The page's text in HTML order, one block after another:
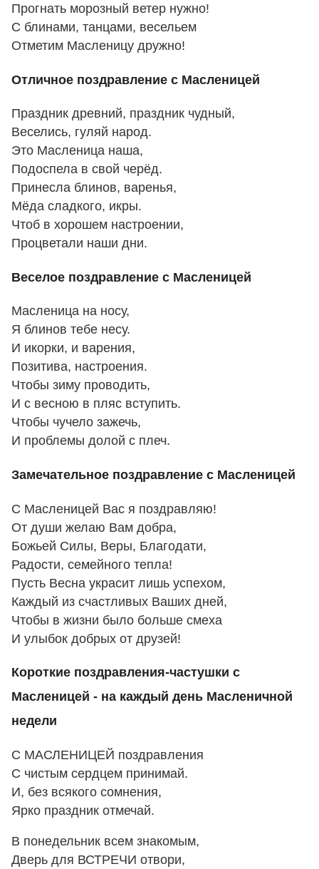
Прогнать морозный ветер нужно!
С блинами, танцами, весельем
Отметим Масленицу дружно!
Отличное поздравление с Масленицей
Праздник древний, праздник чудный,
Веселись, гуляй народ.
Это Масленица наша,
Подоспела в свой черёд.
Принесла блинов, варенья,
Мёда сладкого, икры.
Чтоб в хорошем настроении,
Процветали наши дни.
Веселое поздравление с Масленицей
Масленица на носу,
Я блинов тебе несу.
И икорки, и варения,
Позитива, настроения.
Чтобы зиму проводить,
И с весною в пляс вступить.
Чтобы чучело зажечь,
И проблемы долой с плеч.
Замечательное поздравление с Масленицей
С Масленицей Вас я поздравляю!
От души желаю Вам добра,
Божьей Силы, Веры, Благодати,
Радости, семейного тепла!
Пусть Весна украсит лишь успехом,
Каждый из счастливых Ваших дней,
Чтобы в жизни было больше смеха
И улыбок добрых от друзей!
Короткие поздравления-частушки с
Масленицей - на каждый день Масленичной
недели
С МАСЛЕНИЦЕЙ поздравления
С чистым сердцем принимай.
И, без всякого сомнения,
Ярко праздник отмечай.
В понедельник всем знакомым,
Дверь для ВСТРЕЧИ отвори,